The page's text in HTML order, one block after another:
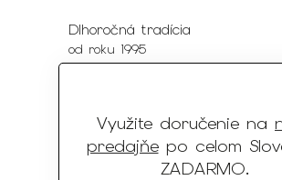
Využite doručenie na
predajňepo celom
ZADARMO.
Dlhoročná tradícia
od roku 1995
Doprava zadarmo
na naše predajne po celom